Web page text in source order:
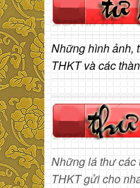
Những hình ảnh,
THKT và các
Những lá thư các
THKT gửi cho